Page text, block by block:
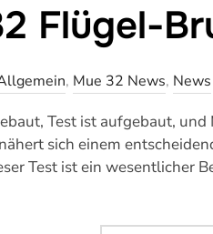
Flügel-
, Mue 32 News, News
Test ist aufgebaut,
sich einem
Test ist ein wesentlicher